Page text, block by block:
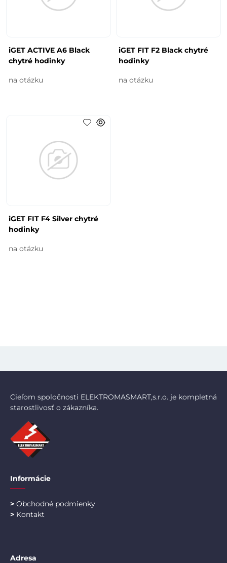
iGET ACTIVE A6 Black
chytré hodinky
na otázku
iGET FIT F2 Black chytré
hodinky
na otázku
iGET FIT F4 Silver chytré
hodinky
na otázku
Cieľom spoločnosti ELEKTROMASMART,s.r.o. je kompletná
starostlivosť o zákazníka.
Informácie
> Obchodné podmienky
> Kontakt
Adresa